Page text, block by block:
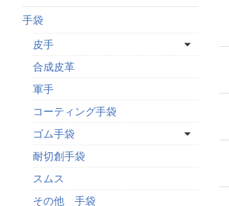
手袋
皮手
合成皮革
軍手
コーティング手袋
ゴム手袋
耐切創手袋
スムス
その他 手袋